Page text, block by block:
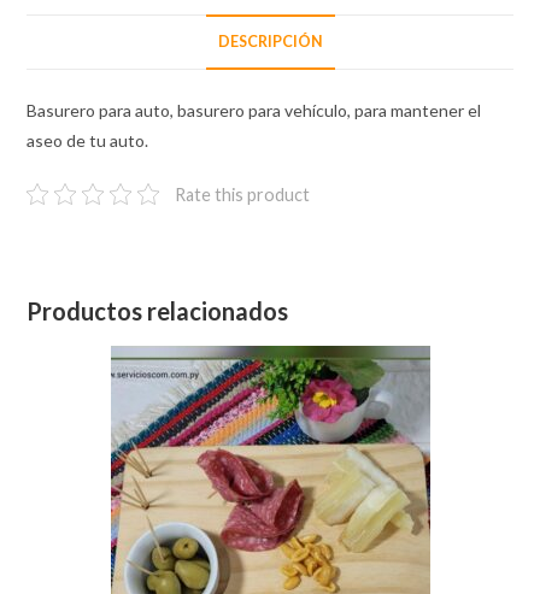
DESCRIPCIÓN
Basurero para auto, basurero para vehículo, para mantener el
aseo de tu auto.
Rate this product
Productos relacionados